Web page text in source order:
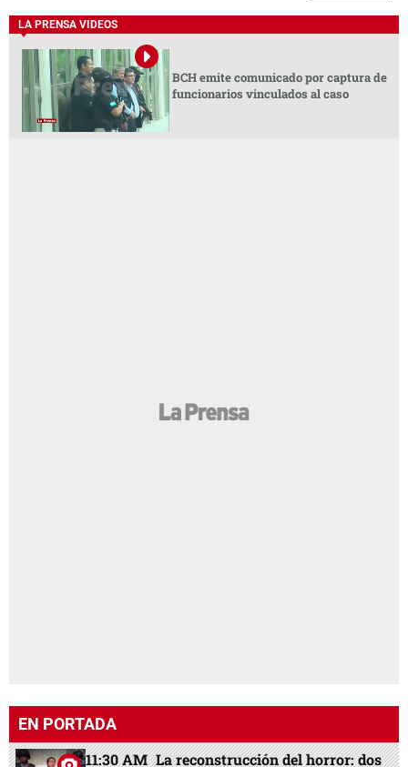
LA PRENSA VIDEOS
BCH emite comunicado por captura de
funcionarios vinculados al caso
EN PORTADA
11:30 AM La reconstrucción del horror: dos